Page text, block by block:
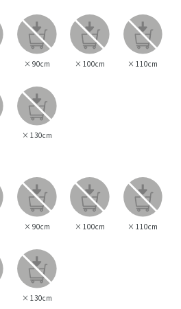
× 90cm × 100cm × 110cm
× 130cm
× 90cm × 100cm × 110cm
× 130cm